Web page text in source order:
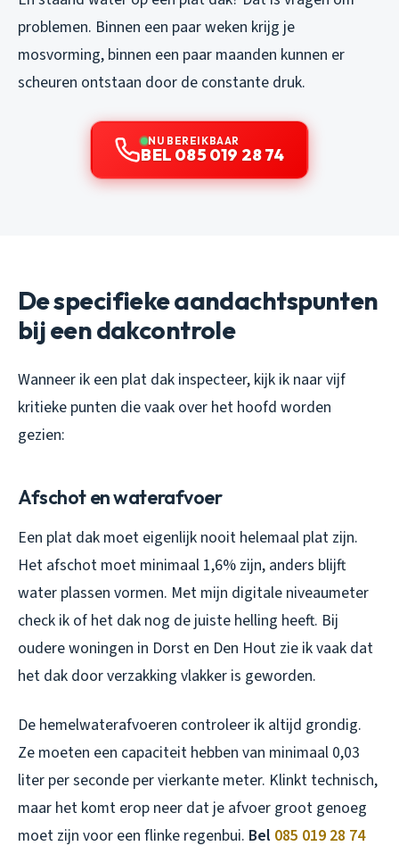
problemen. Binnen een paar weken krijg je
mosvorming, binnen een paar maanden kunnen er
scheuren ontstaan door de constante druk.
NU BEREIKBAAR
BEL 085 019 28 74
De specifieke aandachtspunten
bij een dakcontrole
Wanneer ik een plat dak inspecteer, kijk ik naar vijf
kritieke punten die vaak over het hoofd worden
gezien:
Afschot en waterafvoer
Een plat dak moet eigenlijk nooit helemaal plat zijn.
Het afschot moet minimaal 1,6% zijn, anders blijft
water plassen vormen. Met mijn digitale niveaumeter
check ik of het dak nog de juiste helling heeft. Bij
oudere woningen in Dorst en Den Hout zie ik vaak dat
het dak door verzakking vlakker is geworden.
De hemelwaterafvoeren controleer ik altijd grondig.
Ze moeten een capaciteit hebben van minimaal 0,03
liter per seconde per vierkante meter. Klinkt technisch,
maar het komt erop neer dat je afvoer groot genoeg
moet zijn voor een flinke regenbui. Bel 085 019 28 74